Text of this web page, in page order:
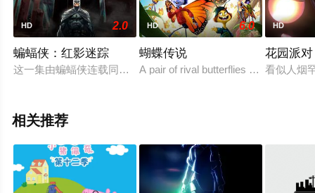
HD 2.0
蝙蝠侠：红影迷踪
这一集由蝙蝠侠连载同名故事改篇。这一次故事从蝙蝠侠的助
HD 6.0
蝴蝶传说
A pair of rival butterflies form an
HD
花园派对
看似人烟
相关推荐